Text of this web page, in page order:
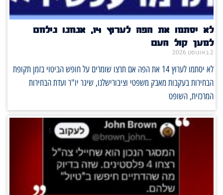
לא יסתמו את הפה לערוץ 14, אנחנו נילחם
למען קול העם
2 באוגוסט 2026
לא יסתמו לערוץ 14 את הפה אם תרצו שומרים על חופש הביטוי בזמן תקופת
הבחירות בעקבות מאבק משפטי וציבורישלנו, שיגר יו"ר ועדת הבחירות
המרכזית, השופט